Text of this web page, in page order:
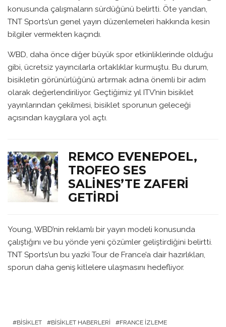
konusunda çalışmaların sürdüğünü belirtti. Öte yandan,
TNT Sports’un genel yayın düzenlemeleri hakkında kesin
bilgiler vermekten kaçındı.
WBD, daha önce diğer büyük spor etkinliklerinde olduğu
gibi, ücretsiz yayıncılarla ortaklıklar kurmuştu. Bu durum,
bisikletin görünürlüğünü artırmak adına önemli bir adım
olarak değerlendiriliyor. Geçtiğimiz yıl ITV’nin bisiklet
yayınlarından çekilmesi, bisiklet sporunun geleceği
açısından kaygılara yol açtı.
REMCO EVENEPOEL,
TROFEO SES
SALINES’TE ZAFERI
GETIRDI
Young, WBD’nin reklamlı bir yayın modeli konusunda
çalıştığını ve bu yönde yeni çözümler geliştirdiğini belirtti.
TNT Sports’un bu yazki Tour de France’a dair hazırlıkları,
sporun daha geniş kitlelere ulaşmasını hedefliyor.
BISIKLET BISIKLET HABERLERI
FRANCE İZLEME